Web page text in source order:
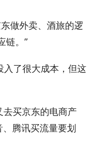
做外卖、酒旅的逻
链。”
入了很大成本，但这
去买京东的电商产
腾讯买流量要划